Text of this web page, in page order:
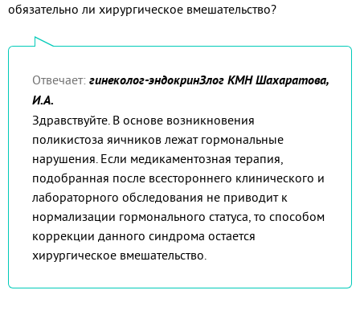
обязательно ли хирургическое вмешательство?
Отвечает: гинеколог-эндокринЗлог КМН Шахаратова,
И.А.
Здравствуйте. В основе возникновения
поликистоза яичников лежат гормональные
нарушения. Если медикаментозная терапия,
подобранная после всестороннего клинического и
лабораторного обследования не приводит к
нормализации гормонального статуса, то способом
коррекции данного синдрома остается
хирургическое вмешательство.